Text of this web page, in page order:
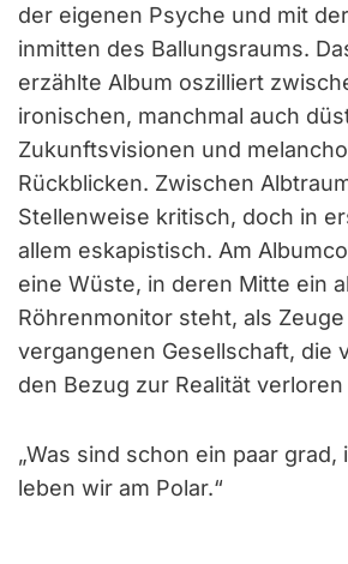
der eigenen Psyche und mit
inmitten des Ballungsraums.
erzählte Album oszilliert
ironischen, manchmal auch
Zukunftsvisionen und
Rückblicken. Zwischen
Stellenweise kritisch, doch in
allem eskapistisch. Am
eine Wüste, in deren Mitte ein
Röhrenmonitor steht, als
vergangenen Gesellschaft, die
den Bezug zur Realität verloren
„Was sind schon ein paar
leben wir am Polar.“